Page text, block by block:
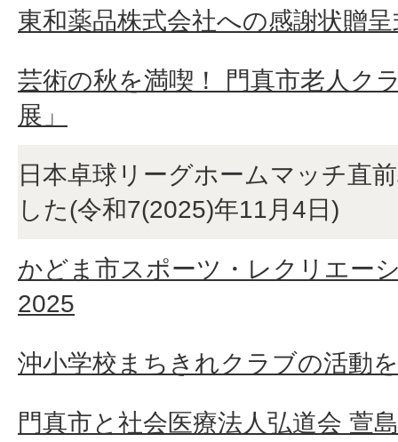
東和薬品株式会社への感謝状贈
芸術の秋を満喫！ 門真市老人ク
展」
日本卓球リーグホームマッチ直
した(令和7(2025)年11月4日)
かどま市スポーツ・レクリエー
2025
沖小学校まちきれクラブの活動
門真市と社会医療法人弘道会 萱